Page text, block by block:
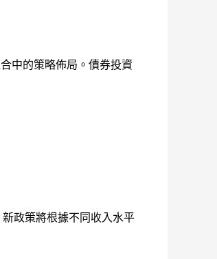
中的策略佈局。債券投資
政策將根據不同收入水平